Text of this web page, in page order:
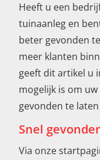
Heeft u een
tuinaanleg en
beter gevonden
meer klanten
geeft dit artikel u
mogelijk is om
gevonden te
Snel
Via onze